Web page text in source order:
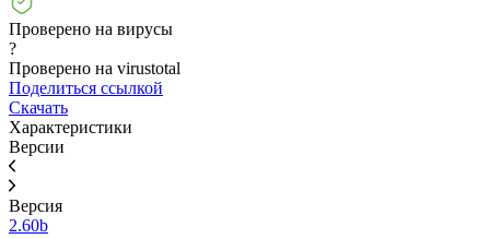
Проверено на вирусы
?
Проверено на virustotal
Поделиться ссылкой
Скачать
Характеристики
Версии
Версия
2.60b